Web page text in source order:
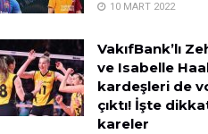
10 MART 2022
VakıfBank’lı
ve Isabelle
kardeşleri de
çıktı! İşte
kareler